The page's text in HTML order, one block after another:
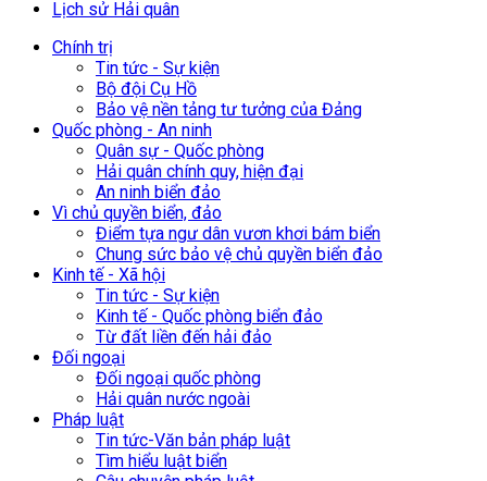
Lịch sử Hải quân
Chính trị
Tin tức - Sự kiện
Bộ đội Cụ Hồ
Bảo vệ nền tảng tư tưởng của Đảng
Quốc phòng - An ninh
Quân sự - Quốc phòng
Hải quân chính quy, hiện đại
An ninh biển đảo
Vì chủ quyền biển, đảo
Điểm tựa ngư dân vươn khơi bám biển
Chung sức bảo vệ chủ quyền biển đảo
Kinh tế - Xã hội
Tin tức - Sự kiện
Kinh tế - Quốc phòng biển đảo
Từ đất liền đến hải đảo
Đối ngoại
Đối ngoại quốc phòng
Hải quân nước ngoài
Pháp luật
Tin tức-Văn bản pháp luật
Tìm hiểu luật biển